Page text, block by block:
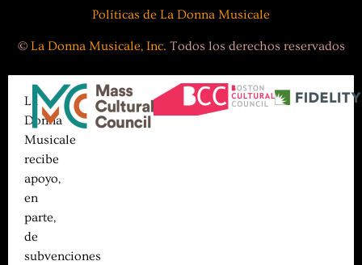
Políticas de La Donna Musicale
© La Donna Musicale, Inc. Todos los derechos reservados
La
Donna
Musicale
recibe
apoyo,
en
parte,
de
subvenciones